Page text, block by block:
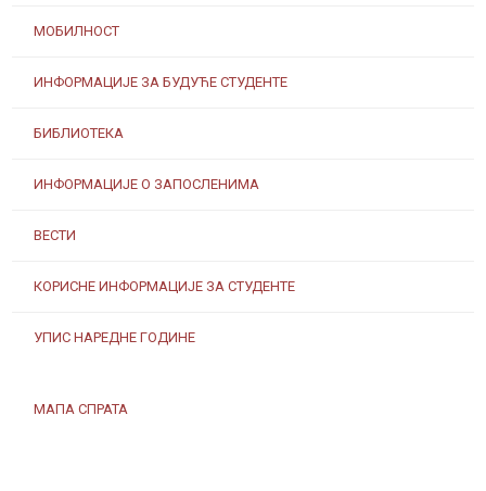
МОБИЛНОСТ
ИНФОРМАЦИЈЕ ЗА БУДУЋЕ СТУДЕНТЕ
БИБЛИОТЕКА
ИНФОРМАЦИЈЕ О ЗАПОСЛЕНИМА
ВЕСТИ
КОРИСНЕ ИНФОРМАЦИЈЕ ЗА СТУДЕНТЕ
УПИС НАРЕДНЕ ГОДИНЕ
МАПА СПРАТА